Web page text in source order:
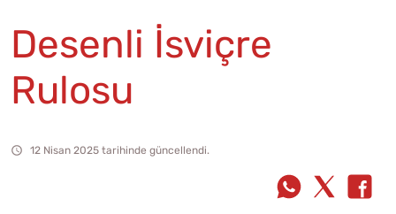
Desenli İsviçre
Rulosu
12 Nisan 2025 tarihinde güncellendi.